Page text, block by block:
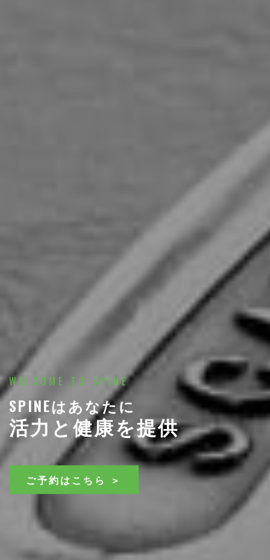
WELCOME TO SPINE
SPINEはあなたに
活力と健康を提供
ご予約はこちら ＞
WELCOME TO SPINE
治す施術で
身体機能を取り戻す